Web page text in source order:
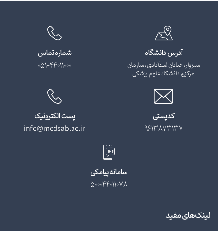
آدرس دانشگاه
سبزوار، خیابان اسدآبادی، سازمان
مرکزی دانشگاه علوم پزشکی
شماره تماس
051-44011000
کدپستی
9613873137
پست الکترونیک
info@medsab.ac.ir
سامانه پیامکی
500044011078
لینک‌های مفید